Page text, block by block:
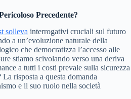
Precedente?
solleva interrogativi cruciali sul futuro
a un’evoluzione naturale della
che democratizza l’accesso alle
stiamo scivolando verso una deriva
a tutti i costi prevale sulla sicurezza
risposta a questa domanda
e il suo ruolo nella società